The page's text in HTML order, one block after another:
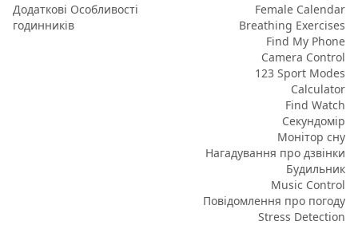
Додаткові Особливості
годинників
Female Calendar
Breathing Exercises
Find My Phone
Camera Control
123 Sport Modes
Calculator
Find Watch
Секундомір
Монітор сну
Нагадування про дзвінки
Будильник
Music Control
Повідомлення про погоду
Stress Detection